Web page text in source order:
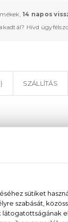
14 napos
Hívd
SZÁLLÍTÁS
a
őszinte
vezet. A
Enyhe